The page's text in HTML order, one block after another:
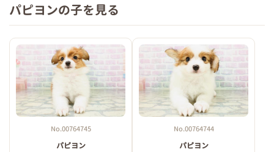
パピヨンの子を見る
No.00764745
パピヨン
No.00764744
パピヨン